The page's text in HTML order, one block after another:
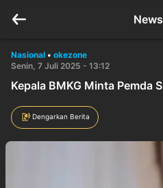
Nasional • okezone
Senin, 7 Juli 2025 - 13:12
Kepala BMKG Minta Pemda
Dengarkan Berita